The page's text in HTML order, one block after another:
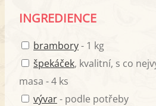
INGREDIENCE
brambory- 1 kg
špekáček, kvalitní, s co
masa - 4 ks
vývar- podle potřeby